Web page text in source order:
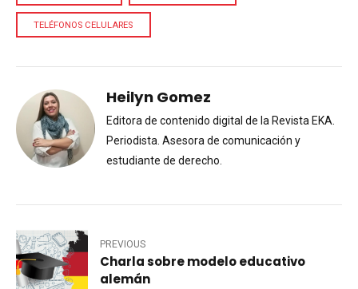
TELÉFONOS CELULARES
Heilyn Gomez
Editora de contenido digital de la Revista EKA.
Periodista. Asesora de comunicación y
estudiante de derecho.
PREVIOUS
Charla sobre modelo educativo
alemán